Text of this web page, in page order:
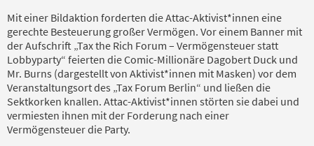
Mit einer Bildaktion forderten die Attac-Aktivist*innen eine
gerechte Besteuerung großer Vermögen. Vor einem Banner mit
der Aufschrift „Tax the Rich Forum – Vermögensteuer statt
Lobbyparty“ feierten die Comic-Millionäre Dagobert Duck und
Mr. Burns (dargestellt von Aktivist*innen mit Masken) vor dem
Veranstaltungsort des „Tax Forum Berlin“ und ließen die
Sektkorken knallen. Attac-Aktivist*innen störten sie dabei und
vermiesten ihnen mit der Forderung nach einer
Vermögensteuer die Party.